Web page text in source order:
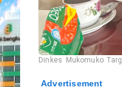
Dinkes Mukomuko